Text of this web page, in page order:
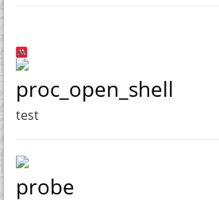
proc_open_shell
test
probe